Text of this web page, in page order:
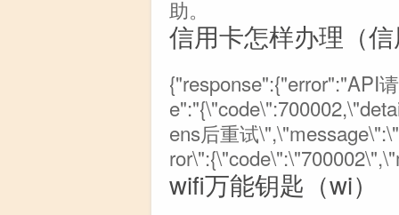
助。
信用卡怎样办理（
{"response":{"error":"API
ens后重试
wifi万能钥匙（wi）